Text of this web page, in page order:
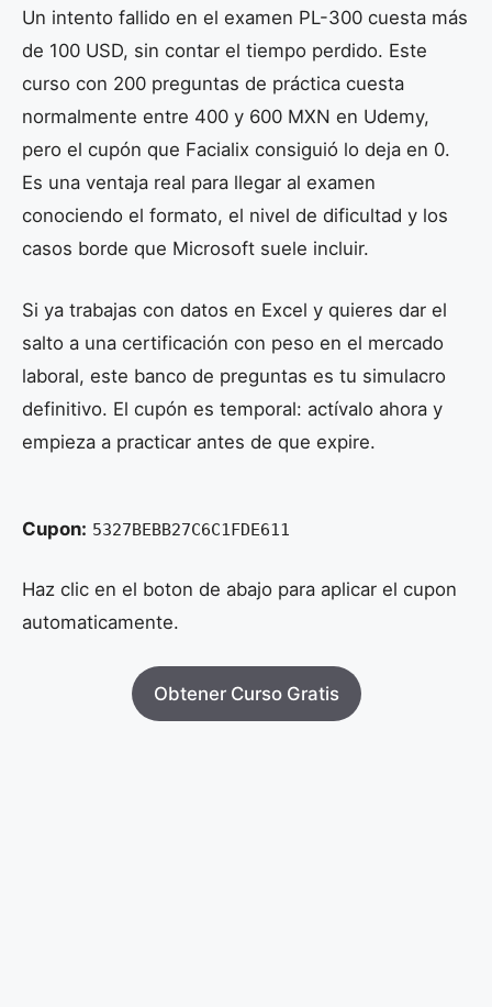
Un intento fallido en el examen PL-300 cuesta más
de 100 USD, sin contar el tiempo perdido. Este
curso con 200 preguntas de práctica cuesta
normalmente entre 400 y 600 MXN en Udemy,
pero el cupón que Facialix consiguió lo deja en 0.
Es una ventaja real para llegar al examen
conociendo el formato, el nivel de dificultad y los
casos borde que Microsoft suele incluir.
Si ya trabajas con datos en Excel y quieres dar el
salto a una certificación con peso en el mercado
laboral, este banco de preguntas es tu simulacro
definitivo. El cupón es temporal: actívalo ahora y
empieza a practicar antes de que expire.
Cupon: 5327BEBB27C6C1FDE611
Haz clic en el boton de abajo para aplicar el cupon
automaticamente.
Obtener Curso Gratis